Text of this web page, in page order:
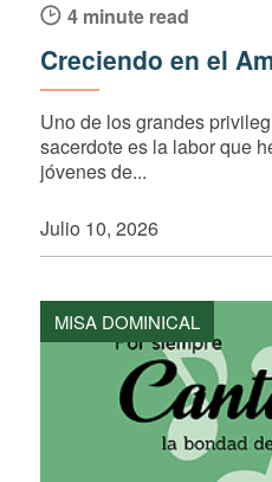
4 minute read
Creciendo en el
Uno de los grandes
sacerdote es la labor que
jóvenes de...
Julio 10, 2026
MISA DOMINICAL